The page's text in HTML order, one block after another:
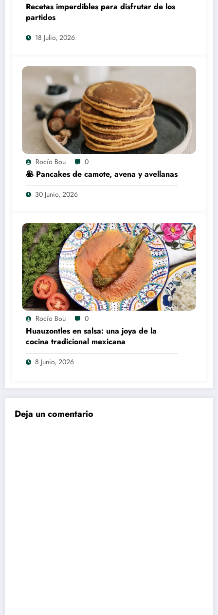
Recetas imperdibles para disfrutar de los
partidos
18 Julio, 2026
Rocío Bou 0
🥞 Pancakes de camote, avena y avellanas
30 Junio, 2026
Rocío Bou 0
Huauzontles en salsa: una joya de la
cocina tradicional mexicana
8 Junio, 2026
Deja un comentario